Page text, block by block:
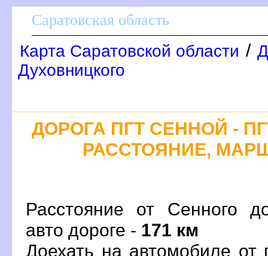
Саратовская область
Карта Саратовской области /
Духовницкого
ДОРОГА ПГТ СЕННОЙ -
РАССТОЯНИЕ,
Расстояние от Сенного
авто дороге - 171 км
Доехать на автомобиле от